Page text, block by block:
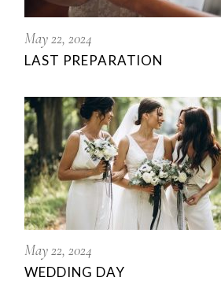
May 22, 2024
LAST PREPARATION
May 22, 2024
WEDDING DAY